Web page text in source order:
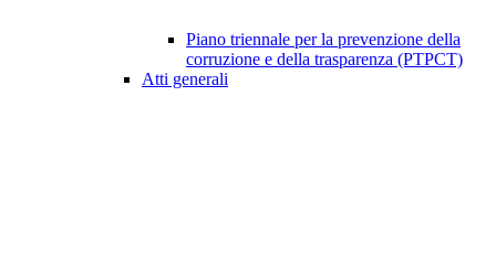
Piano triennale per la prevenzione della
corruzione e della trasparenza (PTPCT)
Atti generali